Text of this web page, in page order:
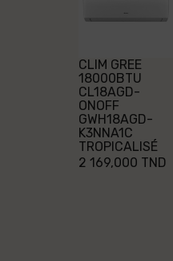
CLIM GREE
18000BTU
CL18AGD-
ONOFF
GWH18AGD-
K3NNA1C
TROPICALISÉ
2 169,000 TND